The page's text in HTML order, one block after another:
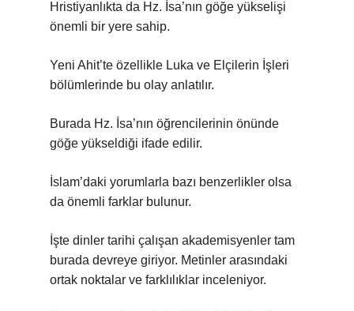
Hristiyanlıkta da Hz. İsa’nın göğe yükselişi
önemli bir yere sahip.
Yeni Ahit’te özellikle Luka ve Elçilerin İşleri
bölümlerinde bu olay anlatılır.
Burada Hz. İsa’nın öğrencilerinin önünde
göğe yükseldiği ifade edilir.
İslam’daki yorumlarla bazı benzerlikler olsa
da önemli farklar bulunur.
İşte dinler tarihi çalışan akademisyenler tam
burada devreye giriyor. Metinler arasındaki
ortak noktalar ve farklılıklar inceleniyor.